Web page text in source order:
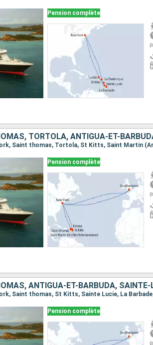
Pension complète
Pension complète
Pension complète